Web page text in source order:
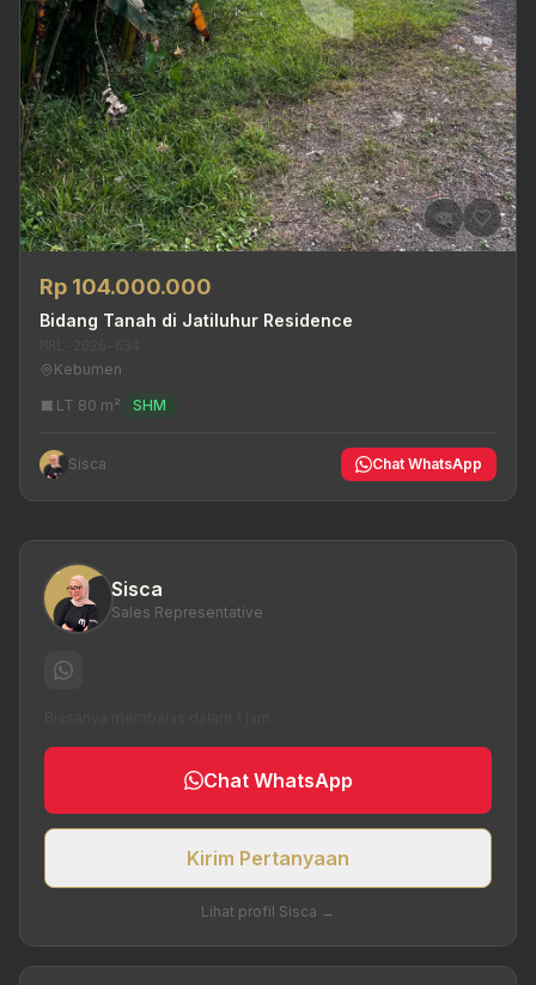
Rp 104.000.000
Bidang Tanah di Jatiluhur Residence
Kebumen
LT 80 m²
SHM
Sisca Chat WhatsApp
Sisca
Sales Representative
Chat WhatsApp
Kirim Pertanyaan
Lihat profil Sisca →